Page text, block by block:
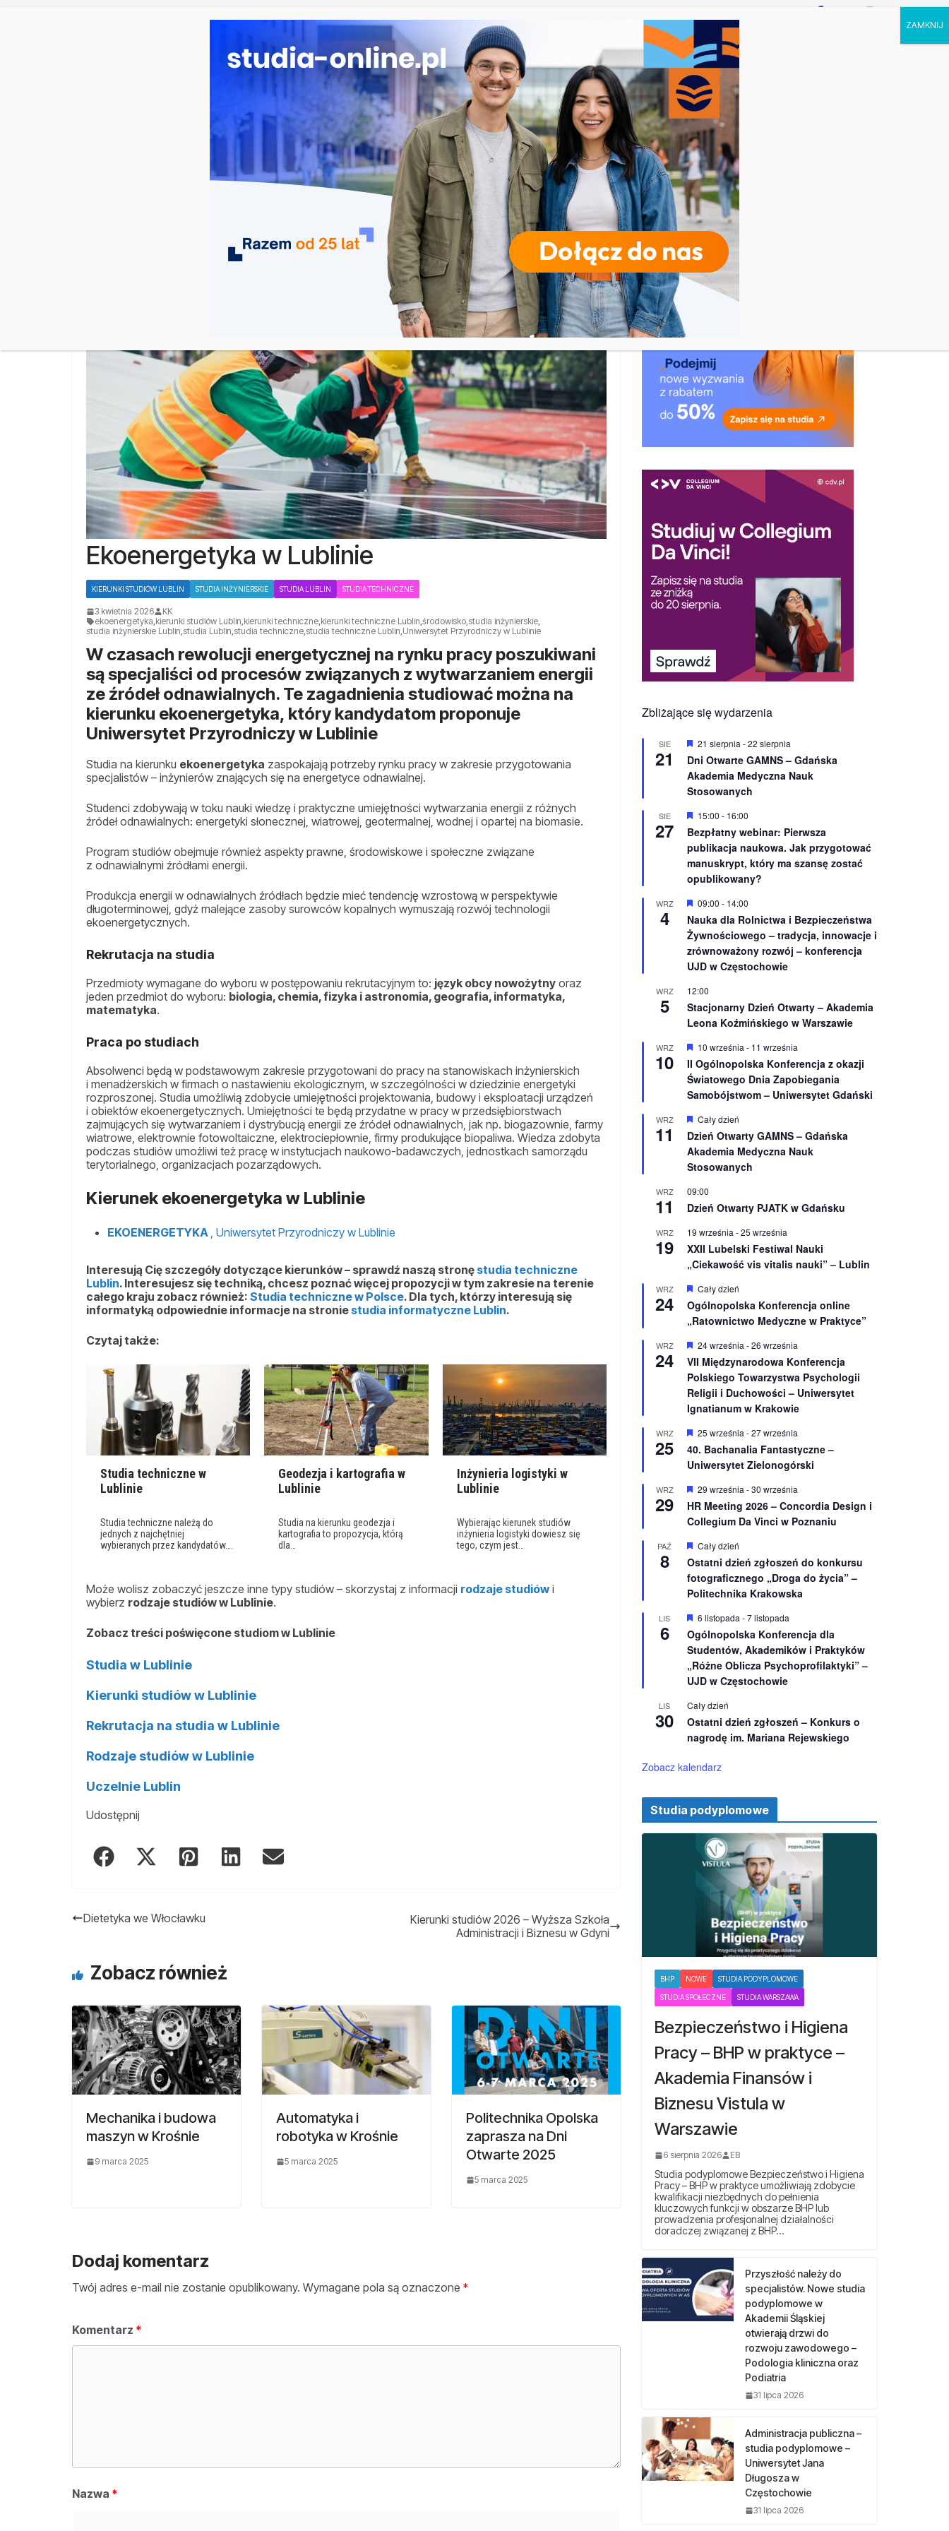
Długosza w Częstochowie
Biotechnologia – Uniwersytet Przyrodniczy w Poznaniu
Zarządzanie w turystyce w Katowicach
Turystyka – Uniwersytet Wrocławski
Oceanotechnika w Szczecinie
UCZELNIE KIERUNKI RODZAJE STUDIÓW REKRUTACJA DRZWI OTWARTE TOP STUDIA KALENDARZ
Ekoenergetyka w Lublinie
KIERUNKI STUDIÓW LUBLIN STUDIA INŻYNIERSKIE STUDIA LUBLIN STUDIA TECHNICZNE
3 kwietnia 2026
KK
ekoenergetyka kierunki studiów Lublin kierunki techniczne kierunki techniczne Lublin środowisko studia inżynierskie
studia inżynierskie Lublin studia Lublin studia techniczne studia techniczne Lublin Uniwersytet Przyrodniczy w Lublinie
W czasach rewolucji energetycznej na rynku pracy poszukiwani
są specjaliści od procesów związanych z wytwarzaniem energii
ze źródeł odnawialnych. Te zagadnienia studiować można na
kierunku ekoenergetyka, który kandydatom proponuje
Uniwersytet Przyrodniczy w Lublinie
Studia na kierunku ekoenergetyka zaspokajają potrzeby rynku pracy w zakresie przygotowania
specjalistów – inżynierów znających się na energetyce odnawialnej.
Studenci zdobywają w toku nauki wiedzę i praktyczne umiejętności wytwarzania energii z różnych
źródeł odnawialnych: energetyki słonecznej, wiatrowej, geotermalnej, wodnej i opartej na biomasie.
Program studiów obejmuje również aspekty prawne, środowiskowe i społeczne związane
z odnawialnymi źródłami energii.
Produkcja energii w odnawialnych źródłach będzie mieć tendencję wzrostową w perspektywie
długoterminowej, gdyż malejące zasoby surowców kopalnych wymuszają rozwój technologii
ekoenergetycznych.
Rekrutacja na studia
Przedmioty wymagane do wyboru w postępowaniu rekrutacyjnym to: język obcy nowożytny oraz
jeden przedmiot do wyboru: biologia, chemia, fizyka i astronomia, geografia, informatyka,
matematyka.
Praca po studiach
Absolwenci będą w podstawowym zakresie przygotowani do pracy na stanowiskach inżynierskich
i menadżerskich w firmach o nastawieniu ekologicznym, w szczególności w dziedzinie energetyki
rozproszonej. Studia umożliwią zdobycie umiejętności projektowania, budowy i eksploatacji urządzeń
i obiektów ekoenergetycznych. Umiejętności te będą przydatne w pracy w przedsiębiorstwach
zajmujących się wytwarzaniem i dystrybucją energii ze źródeł odnawialnych, jak np. biogazownie, farmy
wiatrowe, elektrownie fotowoltaiczne, elektrociepłownie, firmy produkujące biopaliwa. Wiedza zdobyta
podczas studiów umożliwi też pracę w instytucjach naukowo-badawczych, jednostkach samorządu
terytorialnego, organizacjach pozarządowych.
Kierunek ekoenergetyka w Lublinie
EKOENERGETYKA , Uniwersytet Przyrodniczy w Lublinie
Interesują Cię szczegóły dotyczące kierunków – sprawdź naszą stronę studia techniczne
Lublin. Interesujesz się techniką, chcesz poznać więcej propozycji w tym zakresie na terenie
całego kraju zobacz również: Studia techniczne w Polsce. Dla tych, którzy interesują się
informatyką odpowiednie informacje na stronie studia informatyczne Lublin.
Czytaj także:
Studia techniczne w
Lublinie
Studia techniczne należą do
jednych z najchętniej
wybieranych przez kandydatów….
Geodezja i kartografia w
Lublinie
Studia na kierunku geodezja i
kartografia to propozycja, którą
dla…
Inżynieria logistyki w
Lublinie
Wybierając kierunek studiów
inżynieria logistyki dowiesz się
tego, czym jest…
Może wolisz zobaczyć jeszcze inne typy studiów – skorzystaj z informacji rodzaje studiów i
wybierz rodzaje studiów w Lublinie.
Zobacz treści poświęcone studiom w Lublinie
Studia w Lublinie
Kierunki studiów w Lublinie
Rekrutacja na studia w Lublinie
Rodzaje studiów w Lublinie
Uczelnie Lublin
Udostępnij
Dietetyka we Włocławku
Kierunki studiów 2026 – Wyższa Szkoła
Administracji i Biznesu w Gdyni
Zobacz również
Mechanika i budowa
maszyn w Krośnie
9 marca 2025
Automatyka i
robotyka w Krośnie
5 marca 2025
Politechnika Opolska
zaprasza na Dni
Otwarte 2025
5 marca 2025
Dodaj komentarz
Twój adres e-mail nie zostanie opublikowany. Wymagane pola są oznaczone *
Komentarz *
Nazwa *
Zbliżające się wydarzenia
SIE
21
W
r
ó
ż
n
o
n
e
21 sierpnia -22 sierpnia
Dni Otwarte GAMNS – Gdańska
Akademia Medyczna Nauk
Stosowanych
SIE
27
W
r
ó
ż
n
i
n
e
15:00 - 16:00
Bezpłatny webinar: Pierwsza
publikacja naukowa. Jak przygotować
manuskrypt, który ma szansę zostać
opublikowany?
WRZ
4
W
r
ó
ż
n
i
n
e
09:00 - 14:00
Nauka dla Rolnictwa i Bezpieczeństwa
Żywnościowego – tradycja, innowacje i
zrównoważony rozwój – konferencja
UJD w Częstochowie
WRZ
5
12:00
Stacjonarny Dzień Otwarty – Akademia
Leona Koźmińskiego w Warszawie
WRZ
10
W
y
r
ó
ż
n
o
n
e
10 września - 11 września
II Ogólnopolska Konferencja z okazji
Światowego Dnia Zapobiegania
Samobójstwom – Uniwersytet Gdański
WRZ
11
W
y
r
ó
ż
n
o
n
Cały dzień
Dzień Otwarty GAMNS – Gdańska
Akademia Medyczna Nauk
Stosowanych
WRZ
11
09:00
Dzień Otwarty PJATK w Gdańsku
WRZ
19
19 września -25 września
XXII Lubelski Festiwal Nauki
„Ciekawość vis vitalis nauki” – Lublin
WRZ
24
W
r
ó
n
i
o
n
e
Cały dzień
Ogólnopolska Konferencja online
„Ratownictwo Medyczne w Praktyce”
WRZ
24
W
y
r
ó
ż
n
i
n
e
24 września -26 września
VII Międzynarodowa Konferencja
Polskiego Towarzystwa Psychologii
Religii i Duchowości – Uniwersytet
Ignatianum w Krakowie
WRZ
25
W
r
ó
n
i
o
n
25 września -27 września
40. Bachanalia Fantastyczne –
Uniwersytet Zielonogórski
WRZ
29
W
y
r
ó
n
o
n
e
29 września -30 września
HR Meeting 2026 – Concordia Design i
Collegium Da Vinci w Poznaniu
PAŹ
8
W
r
ó
ż
n
i
o
n
e
Cały dzień
Ostatni dzień zgłoszeń do konkursu
fotograficznego „Droga do życia” –
Politechnika Krakowska
LIS
6
W
r
ó
ż
n
i
n
e
6 listopada -7 listopada
Ogólnopolska Konferencja dla
Studentów, Akademików i Praktyków
„Różne Oblicza Psychoprofilaktyki” –
UJD w Częstochowie
LIS
30
Cały dzień
Ostatni dzień zgłoszeń – Konkurs o
nagrodę im. Mariana Rejewskiego
Zobacz kalendarz
Studia podyplomowe
BHP NOWE STUDIA PODYPLOMOWE
STUDIA SPOŁECZNE STUDIA WARSZAWA
Bezpieczeństwo i Higiena
Pracy – BHP w praktyce –
Akademia Finansów i
Biznesu Vistula w
Warszawie
6 sierpnia 2026 EB
Studia podyplomowe Bezpieczeństwo i Higiena
Pracy – BHP w praktyce umożliwiają zdobycie
kwalifikacji niezbędnych do pełnienia
kluczowych funkcji w obszarze BHP lub
prowadzenia profesjonalnej działalności
doradczej związanej z BHP…
Przyszłość należy do
specjalistów. Nowe studia
podyplomowe w
Akademii Śląskiej
otwierają drzwi do
rozwoju zawodowego –
Podologia kliniczna oraz
Podiatria
31 lipca 2026
Administracja publiczna –
studia podyplomowe –
Uniwersytet Jana
Długosza w
Częstochowie
31 lipca 2026